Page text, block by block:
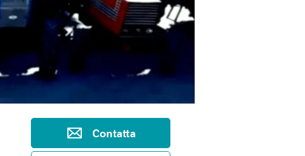
Contatta